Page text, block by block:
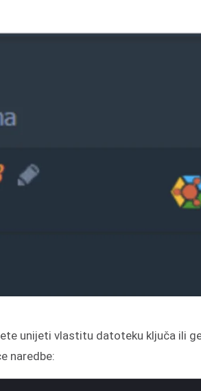
unijeti vlastitu datoteku ključa ili
naredbe: